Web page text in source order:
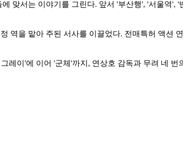
맞서는 이야기를 그린다. 앞서 '부산행', '서울역', '
역을 맡아 주된 서사를 이끌었다. 전매특허 액션
레이'에 이어 '군체'까지, 연상호 감독과 무려 네 번